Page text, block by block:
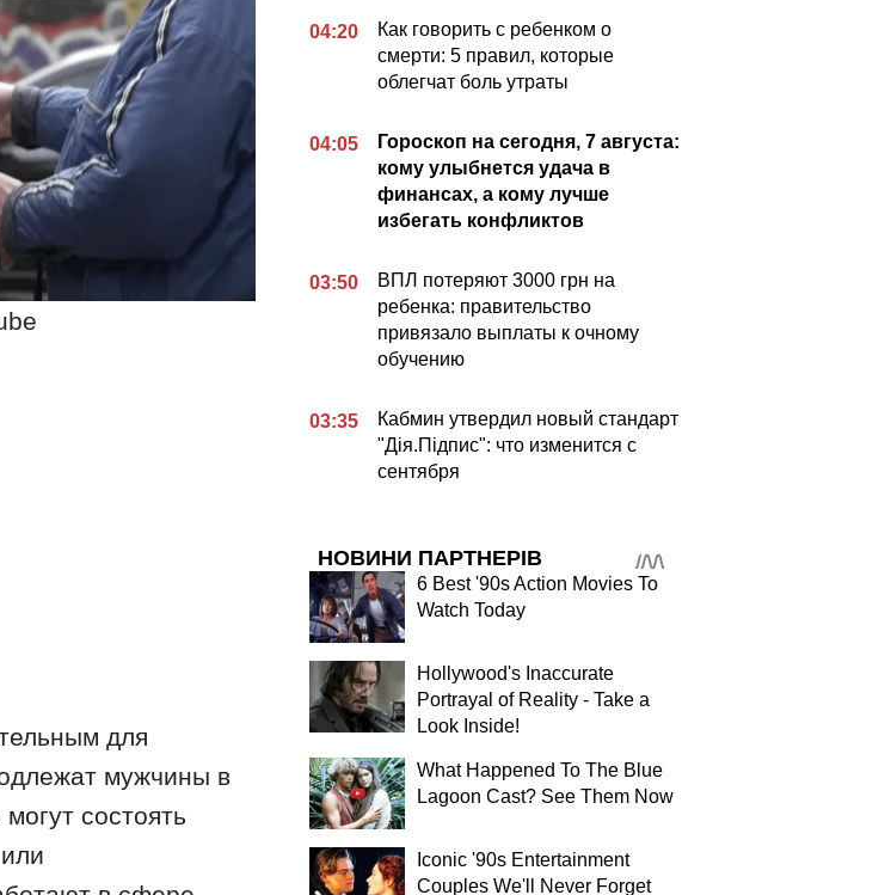
для
мужчины в
состоять
04:20
Как говорить с ребенком о
смерти: 5 правил, которые
облегчат боль утраты
04:05
Гороскоп на сегодня, 7 августа:
кому улыбнется удача в
финансах, а кому лучше
избегать конфликтов
03:50
ВПЛ потеряют 3000 грн на
ребенка: правительство
привязало выплаты к очному
обучению
03:35
Кабмин утвердил новый стандарт
"Дія.Підпис": что изменится с
сентября
НОВИНИ ПАРТНЕРІВ
6 Best '90s Action Movies To
Watch Today
Hollywood's Inaccurate
Portrayal of Reality - Take a
Look Inside!
What Happened To The Blue
Lagoon Cast? See Them Now
Iconic '90s Entertainment
Couples We'll Never Forget